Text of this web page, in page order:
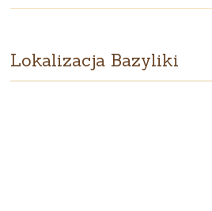
Lokalizacja Bazyliki